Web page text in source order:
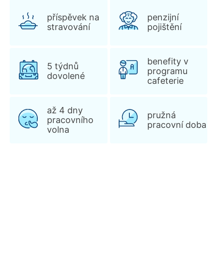
příspěvek na
stravování
penzijní
pojištění
5 týdnů
dovolené
benefity v
programu
cafeterie
až 4 dny
pracovního
volna
pružná
pracovní doba